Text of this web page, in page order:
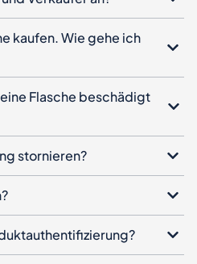
Flasche beschädigt
stornieren?
Newsletter